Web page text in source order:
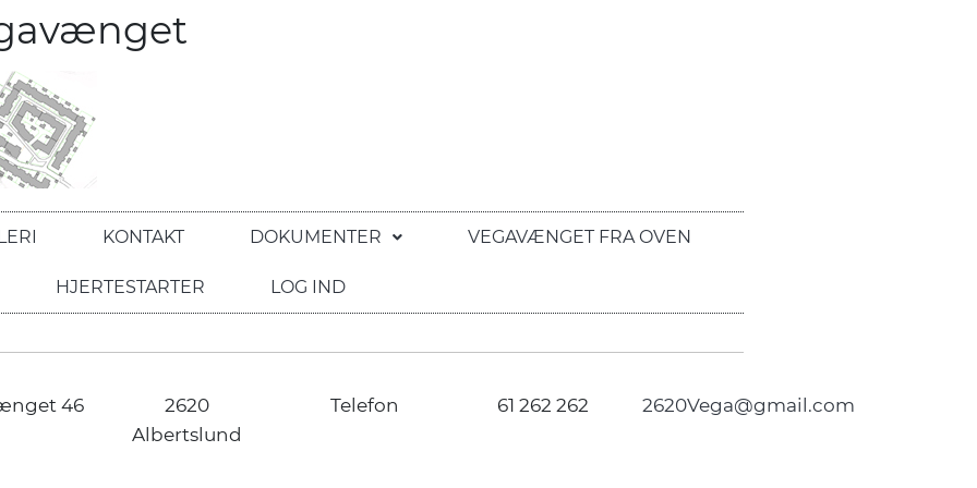
KONTAKT DOKUMENTER VEGAVÆNGET FRA OVEN
HJERTESTARTER LOG IND
46
2620
Albertslund
Telefon 61 262 262 2620Vega@gmail.com